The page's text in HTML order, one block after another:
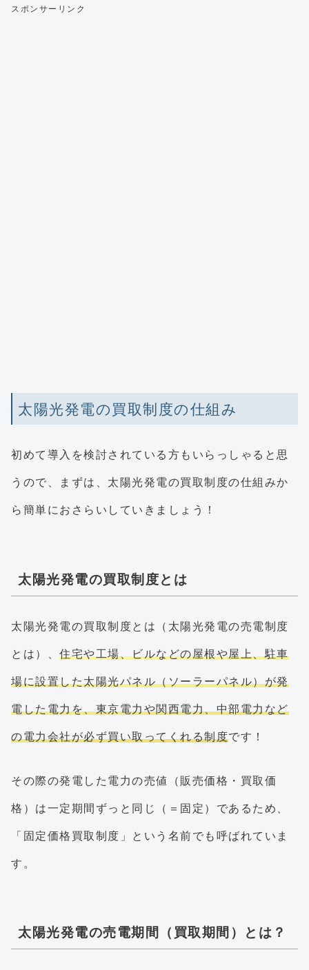
スポンサーリンク
太陽光発電の買取制度の仕組み
初めて導入を検討されている方もいらっしゃると思
うので、まずは、太陽光発電の買取制度の仕組みか
ら簡単におさらいしていきましょう！
太陽光発電の買取制度とは
太陽光発電の買取制度とは（太陽光発電の売電制度
とは）、 住宅や工場、ビルなどの屋根や屋上、駐車
場に設置した太陽光パネル（ソーラーパネル）が発
電した電力を、東京電力や関西電力、中部電力など
の電力会社が必ず買い取ってくれる制度です！
その際の発電した電力の売値（販売価格・買取価
格）は一定期間ずっと同じ（＝固定）であるため、
「固定価格買取制度」という名前でも呼ばれていま
す。
太陽光発電の売電期間（買取期間）とは？